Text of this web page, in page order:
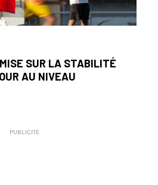
SUR LA STABILITÉ
AU NIVEAU
PUBLICITÉ